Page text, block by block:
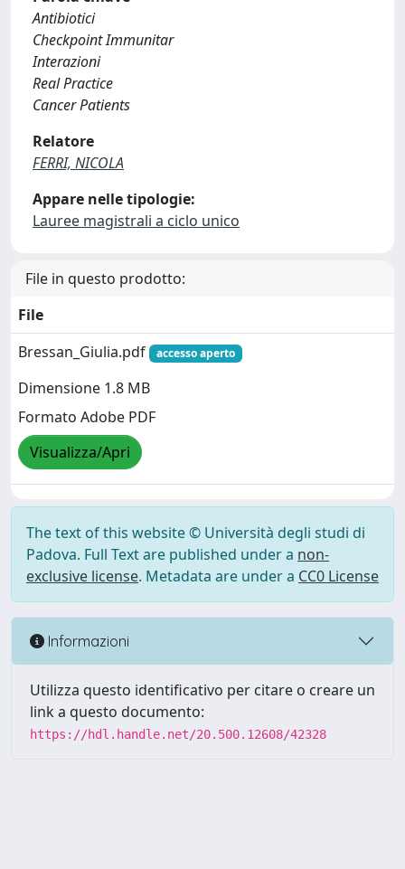
Antibiotici
Checkpoint Immunitar
Interazioni
Real Practice
Cancer Patients
Relatore
FERRI, NICOLA
Appare nelle tipologie:
Lauree magistrali a ciclo unico
File in questo prodotto:
File
Bressan_Giulia.pdf
accesso aperto
Dimensione 1.8 MB
Formato Adobe PDF
Visualizza/Apri
The text of this website © Università degli studi di
Padova. Full Text are published under a non-
exclusive license. Metadata are under a CC0 License
Informazioni
Utilizza questo identificativo per citare o creare un
link a questo documento:
https://hdl.handle.net/20.500.12608/42328